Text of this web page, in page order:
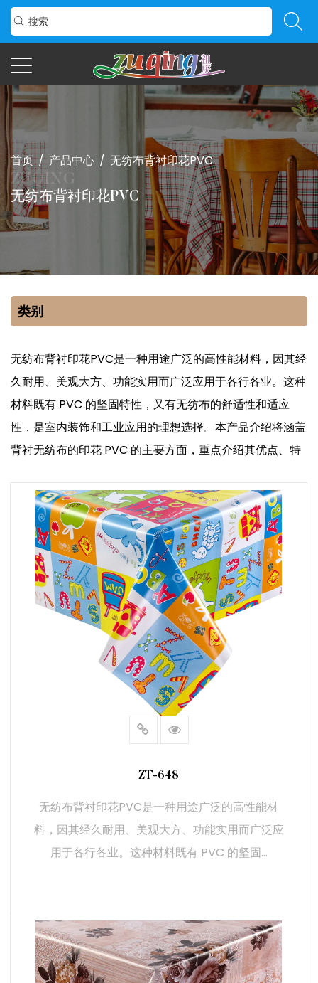
首页/ 产品中心 / 无纺布背衬印花PVC
无纺布背衬印花PVC
类别
无纺布背衬印花PVC是一种用途广泛的高性能材料，因其经
久耐用、美观大方、功能实用而广泛应用于各行各业。这种
材料既有 PVC 的坚固特性，又有无纺布的舒适性和适应
性，是室内装饰和工业应用的理想选择。本产品介绍将涵盖
背衬无纺布的印花 PVC 的主要方面，重点介绍其优点、特
1. 产品介绍
无纺布基底的印花 PVC 由一层带有复杂印花图案的
PVC（聚氯乙烯）组成，层压在无纺布基底上。PVC 层提
供了防水、易清洁的表面，而无纺布背衬则提供了额外的强
度和柔韧性。这种组合使产品不仅符合美学要求，还能确保
使用寿命和实用性。
- 延长使用寿命：PVC层具有很高的耐磨性，适合人流量大
的区域和对耐用性有要求的环境。
- 抗水和抗污：PVC的防水特性可以防止水分吸收，降低霉
菌和霉变的风险。同时，清洁和维护也变得简单，因为污渍
- 可定制设计：印花PVC表面可以定制各种图案、颜色和纹
理，以满足不同的设计偏好和应用需求。这种灵活性可以创
造出视觉上吸引人且独特的效果。
商业和工业环境。
c. 舒适性和灵活性
- 柔软触感：无纺布背衬增加了一层舒适性，与其他PVC背
ZT-648
无纺布背衬印花PVC是一种用途广泛的高性能材
料，因其经久耐用、美观大方、功能实用而广泛应
用于各行各业。这种材料既有 PVC 的坚固...
阅读更多